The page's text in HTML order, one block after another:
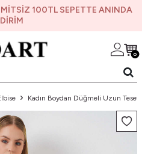
100TL SEPETTE ANINDA
0
Kadın Boydan Düğmeli Uzun